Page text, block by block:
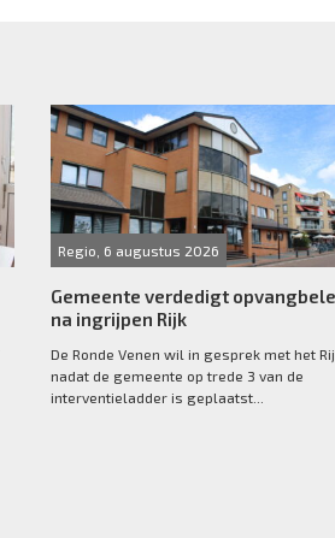
Regio, 6 augustus 2026
Gemeente verdedigt
na ingrijpen Rijk
De Ronde Venen wil in gesprek met het
nadat de gemeente op trede 3 van de
interventieladder is geplaatst...